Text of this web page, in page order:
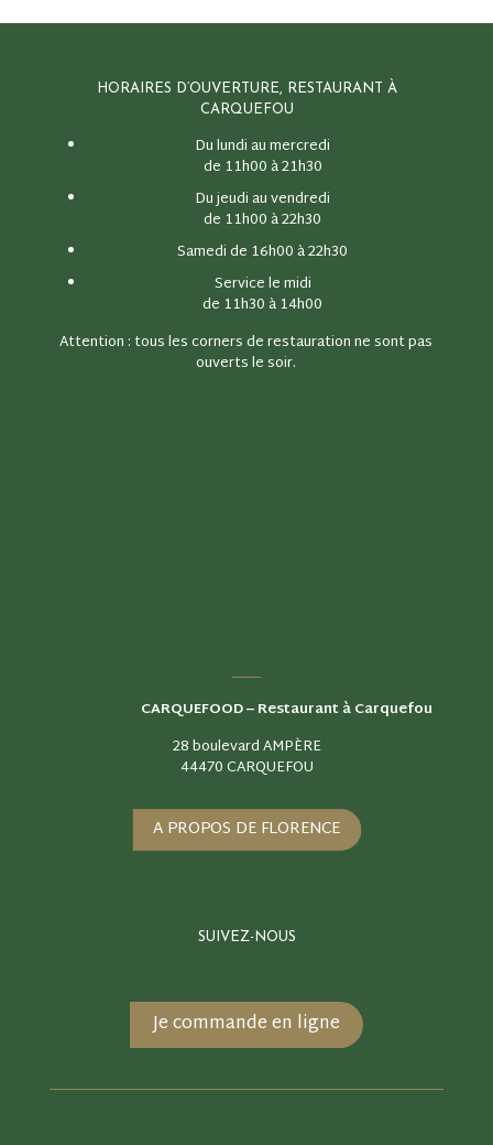
HORAIRES D’OUVERTURE, RESTAURANT À
CARQUEFOU
Du lundi au mercredi
de 11h00 à 21h30
Du jeudi au vendredi
de 11h00 à 22h30
Samedi de 16h00 à 22h30
Service le midi
de 11h30 à 14h00
Attention : tous les corners de restauration ne sont pas
ouverts le soir.
CARQUEFOOD –Restaurant à Carquefou
28 boulevard AMPÈRE
44470 CARQUEFOU
A PROPOS DE FLORENCE
SUIVEZ-NOUS
Je commande en ligne